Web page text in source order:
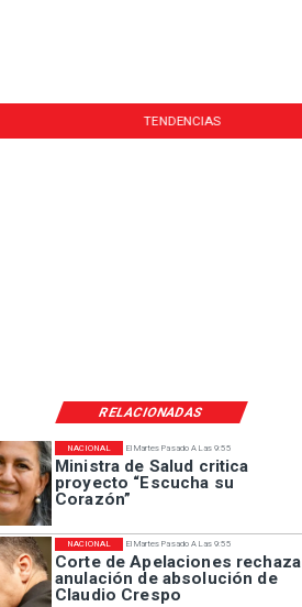
TENDENCIAS
RELACIONADAS
El Martes Pasado A Las 9:55
Ministra de Salud critica
proyecto “Escucha su
Corazón”
NACIONAL
El Martes Pasado A Las 9:55
Corte de Apelaciones rechaza
anulación de absolución de
Claudio Crespo
NACIONAL